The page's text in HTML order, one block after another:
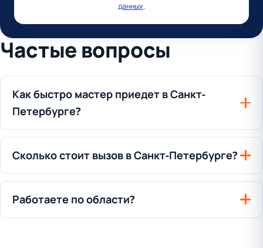
данных.
Частые вопросы
Как быстро мастер приедет в Санкт-
Петербурге?
Сколько стоит вызов в Санкт-Петербурге?
Работаете по области?